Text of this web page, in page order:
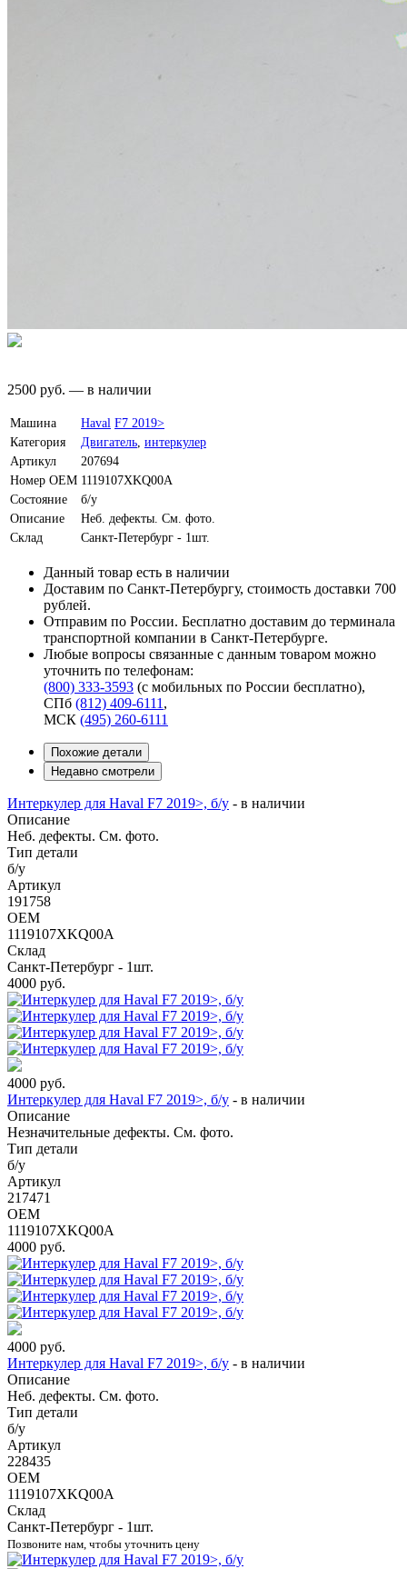
2500 руб. — в наличии
Машина Haval F7 2019>
Категория
Двигатель интеркулер
Артикул
207694
Номер OEM 1119107XKQ00A
Состояние
б/у
Описание
Неб. дефекты. См. фото.
Склад
Санкт-Петербург - 1шт.
Данный товар есть в наличии
Доставим по Санкт-Петербургу, стоимость доставки 700
рублей.
Отправим по России. Бесплатно доставим до терминала
транспортной компании в Санкт-Петербурге.
Любые вопросы связанные с данным товаром можно
уточнить по телефонам:
(800) 333-3593 (с мобильных по России бесплатно),
СПб (812) 409-6111 ,
МСК (495) 260-6111
Похожие детали
Недавно смотрели
Интеркулер для Haval F7 2019>, б/у - в наличии
Описание
Неб. дефекты. См. фото.
Тип детали
б/у
Артикул
191758
OEM
1119107XKQ00A
Склад
Санкт-Петербург - 1шт.
4000 руб.
4000 руб.
Интеркулер для Haval F7 2019>, б/у - в наличии
Описание
Незначительные дефекты. См. фото.
Тип детали
б/у
Артикул
217471
OEM
1119107XKQ00A
4000 руб.
4000 руб.
Интеркулер для Haval F7 2019>, б/у - в наличии
Описание
Неб. дефекты. См. фото.
Тип детали
б/у
Артикул
228435
OEM
1119107XKQ00A
Склад
Санкт-Петербург - 1шт.
Позвоните нам, чтобы уточнить цену